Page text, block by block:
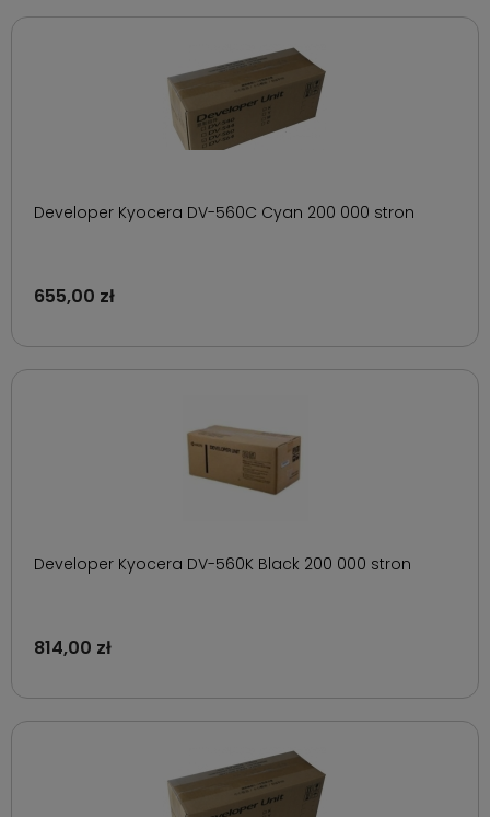
Developer Kyocera DV-560C Cyan 200 000 stron
655,00 zł
Developer Kyocera DV-560K Black 200 000 stron
814,00 zł